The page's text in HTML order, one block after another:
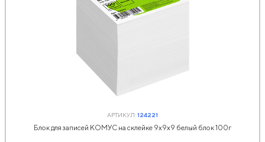
АРТИКУЛ:124221
Блок для записей КОМУС на склейке 9х9х9 белый блок 100г